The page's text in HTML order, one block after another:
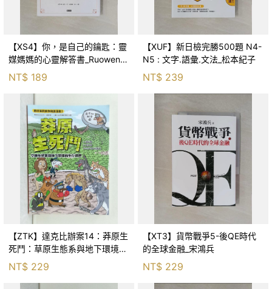
【XS4】你，是自己的鑰匙：靈
媒媽媽的心靈解答書_Ruowen
Huang
NT$ 189
【XUF】新日檢完勝500題 N4-
N5 : 文字.語彙.文法_松本紀子
NT$ 239
【ZTK】達克比辦案14：莽原生
死鬥：草原生態系與地下環境的
生存適應_柯智元
NT$ 229
【XT3】貨幣戰爭5-後QE時代
的全球金融_宋鴻兵
NT$ 229